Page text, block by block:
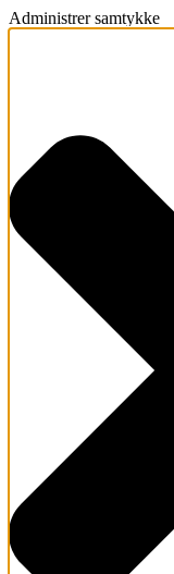
Administrer samtykke